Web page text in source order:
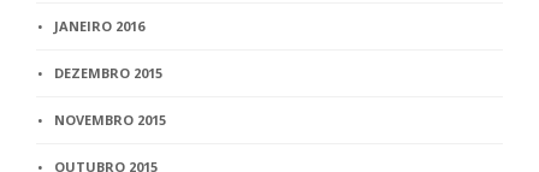
JANEIRO 2016
DEZEMBRO 2015
NOVEMBRO 2015
OUTUBRO 2015